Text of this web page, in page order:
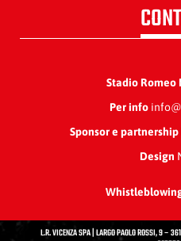
Stadio Romeo
Per info
Sponsor e partnership
Design
L.R. VICENZA SPA | LARGO PAOLO ROSSI, 9 –